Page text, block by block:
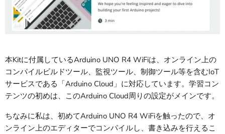
本Kitに付属しているArduino UNO R4 WiFiは、オンライン上の
コンパイルビルドツール、監視ツール、制御ツール等を含むIoT
サービスである「Arduino Cloud」に対応しています。学習コン
テンツの初めは、このArduino Cloud周りの設定がメインです。
ちなみに私は、初めてArduino UNO R4 WiFiを触ったので、オ
ンライン上のエディターでコンパイルし、書き込みを行えるこ